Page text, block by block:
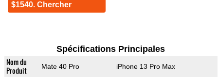
$1540. Chercher
Spécifications Principales
Nom du
Produit
Mate 40 Pro iPhone 13 Pro Max